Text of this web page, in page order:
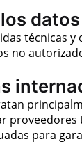
datos
técnicas
no
para